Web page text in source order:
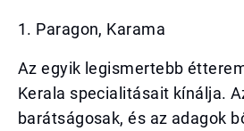
1. Paragon, Karama
Az egyik legismertebb
Kerala specialitásait kínálja.
barátságosak, és az adagok